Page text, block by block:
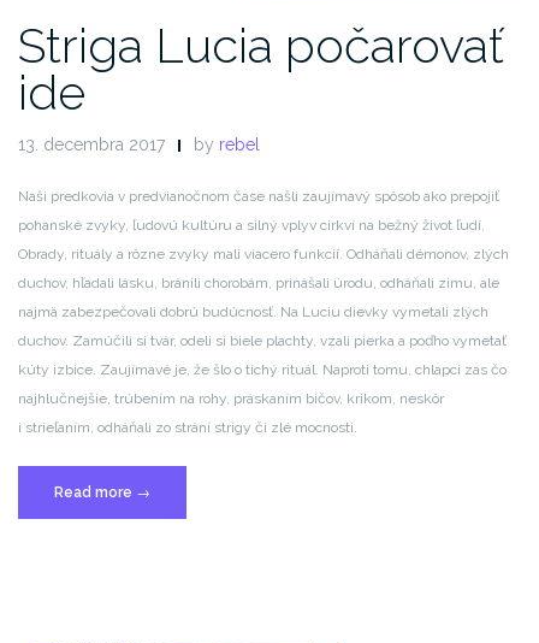
Striga Lucia počarovať
ide
13. decembra 2017 by rebel
Naši predkovia v predvianočnom čase našli zaujímavý spôsob ako prepojiť
pohanské zvyky, ľudovú kultúru a silný vplyv cirkví na bežný život ľudí.
Obrady, rituály a rôzne zvyky mali viacero funkcií. Odháňali démonov, zlých
duchov, hľadali lásku, bránili chorobám, prinášali úrodu, odháňali zimu, ale
najmä zabezpečovali dobrú budúcnosť. Na Luciu dievky vymetali zlých
duchov. Zamúčili si tvár, odeli si biele plachty, vzali pierka a poďho vymetať
kúty izbice. Zaujímavé je, že šlo o tichý rituál. Naproti tomu, chlapci zas čo
najhlučnejšie, trúbením na rohy, práskaním bičov, krikom, neskôr
i strieľaním, odháňali zo strání strigy či zlé mocnosti.
Read more „Striga
Lucia
→